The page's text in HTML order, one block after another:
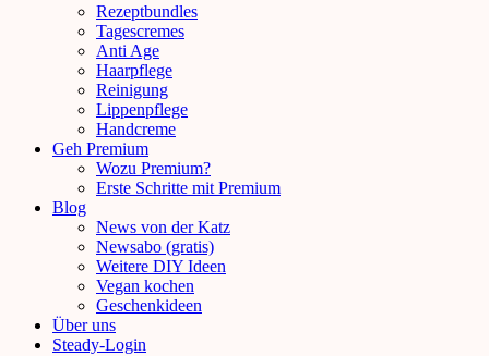
Rezeptbundles
Tagescremes
Anti Age
Haarpflege
Reinigung
Lippenpflege
Handcreme
Geh Premium
Wozu Premium?
Erste Schritte mit Premium
Blog
News von der Katz
Newsabo (gratis)
Weitere DIY Ideen
Vegan kochen
Geschenkideen
Über uns
Steady-Login